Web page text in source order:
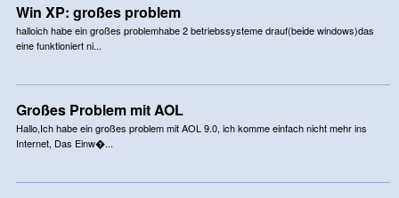
Win XP: großes problem
halloich habe ein großes problemhabe 2 betriebssysteme drauf(beide windows)das
eine funktioniert ni...
Großes Problem mit AOL
Hallo,Ich habe ein großes problem mit AOL 9.0, ich komme einfach nicht mehr ins
Internet, Das Einw�...